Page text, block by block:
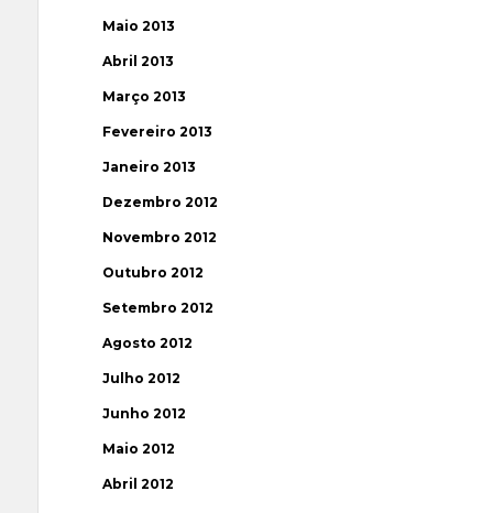
Maio 2013
Abril 2013
Março 2013
Fevereiro 2013
Janeiro 2013
Dezembro 2012
Novembro 2012
Outubro 2012
Setembro 2012
Agosto 2012
Julho 2012
Junho 2012
Maio 2012
Abril 2012